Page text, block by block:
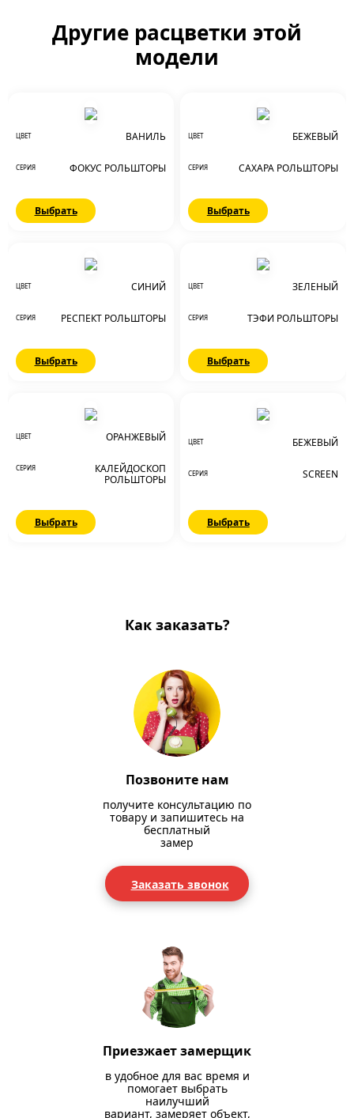
Другие расцветки этой
модели
ЦВЕТ ВАНИЛЬ
СЕРИЯ ФОКУС РОЛЬШТОРЫ
Выбрать
ЦВЕТ БЕЖЕВЫЙ
СЕРИЯ САХАРА РОЛЬШТОРЫ
Выбрать
ЦВЕТ СИНИЙ
СЕРИЯ РЕСПЕКТ РОЛЬШТОРЫ
Выбрать
ЦВЕТ ЗЕЛЕНЫЙ
СЕРИЯ ТЭФИ РОЛЬШТОРЫ
Выбрать
ЦВЕТ ОРАНЖЕВЫЙ
СЕРИЯ
КАЛЕЙДОСКОП
РОЛЬШТОРЫ
Выбрать
ЦВЕТ БЕЖЕВЫЙ
СЕРИЯ SCREEN
Выбрать
Как заказать?
Позвоните нам
получите консультацию по
товару и запишитесь на
бесплатный
замер
Заказать звонок
Приезжает замерщик
в удобное для вас время и
помогает выбрать
наилучший
вариант, замеряет объект,